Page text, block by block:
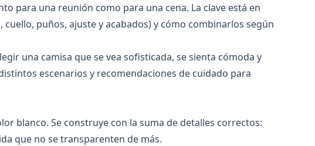
para una reunión como para una cena. La clave está en
cuello, puños, ajuste y acabados) y cómo combinarlos según
una camisa que se vea sofisticada, se sienta cómoda y
escenarios y recomendaciones de cuidado para
blanco. Se construye con la suma de detalles correctos:
que no se transparenten de más.